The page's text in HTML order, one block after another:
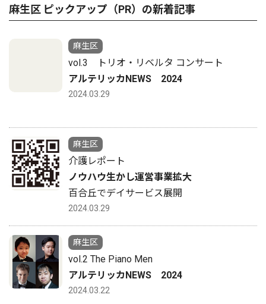
麻生区 ピックアップ（PR）の新着記事
麻生区
vol.3 トリオ・リベルタ コンサート
アルテリッカNEWS 2024
2024.03.29
麻生区
介護レポート
ノウハウ生かし運営事業拡大
百合丘でデイサービス展開
2024.03.29
麻生区
vol.2 The Piano Men
アルテリッカNEWS 2024
2024.03.22